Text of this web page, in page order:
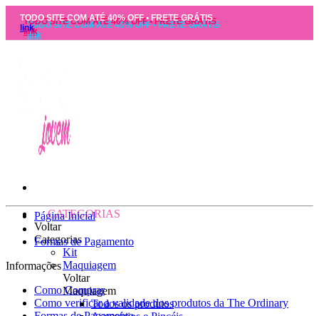
TODO SITE COM ATÉ 40% OFF • FRETE GRÁTIS
link
CATEGORIAS
Voltar
Categorias
Kit
Maquiagem
Voltar
Maquiagem
Todos os produtos
Página Inicial
Formas de Pagamento
Informações
Como Comprar
Como verificar a validade dos produtos da The Ordinary